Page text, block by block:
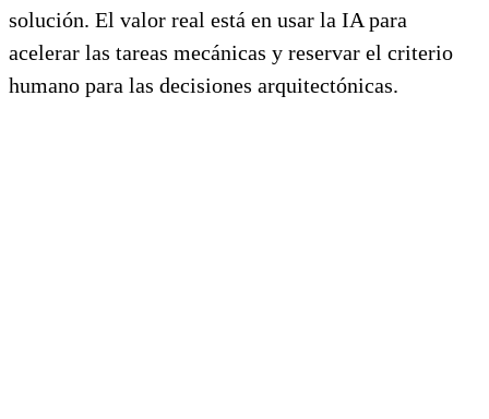
solución. El valor real está en usar la IA para
acelerar las tareas mecánicas y reservar el criterio
humano para las decisiones arquitectónicas.